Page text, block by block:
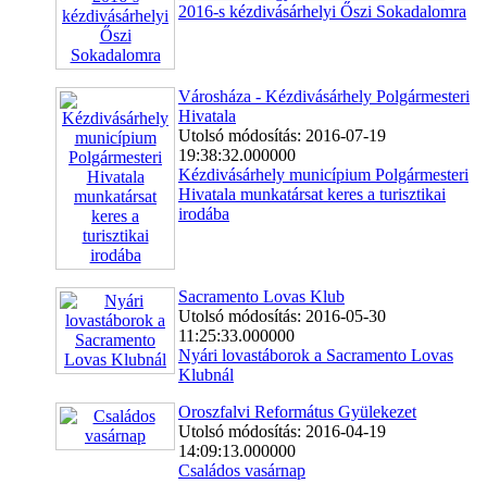
2016-s kézdivásárhelyi Őszi Sokadalomra
Városháza - Kézdivásárhely Polgármesteri
Hivatala
Utolsó módosítás: 2016-07-19
19:38:32.000000
Kézdivásárhely municípium Polgármesteri
Hivatala munkatársat keres a turisztikai
irodába
Sacramento Lovas Klub
Utolsó módosítás: 2016-05-30
11:25:33.000000
Nyári lovastáborok a Sacramento Lovas
Klubnál
Oroszfalvi Református Gyülekezet
Utolsó módosítás: 2016-04-19
14:09:13.000000
Családos vasárnap